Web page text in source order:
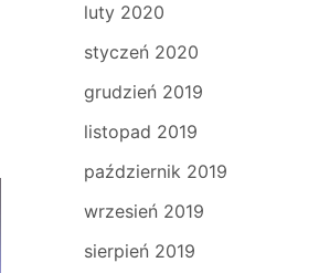
luty 2020
styczeń 2020
grudzień 2019
listopad 2019
październik 2019
wrzesień 2019
sierpień 2019